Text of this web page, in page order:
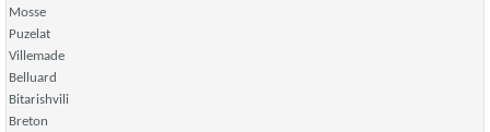
Mosse
Puzelat
Villemade
Belluard
Bitarishvili
Breton